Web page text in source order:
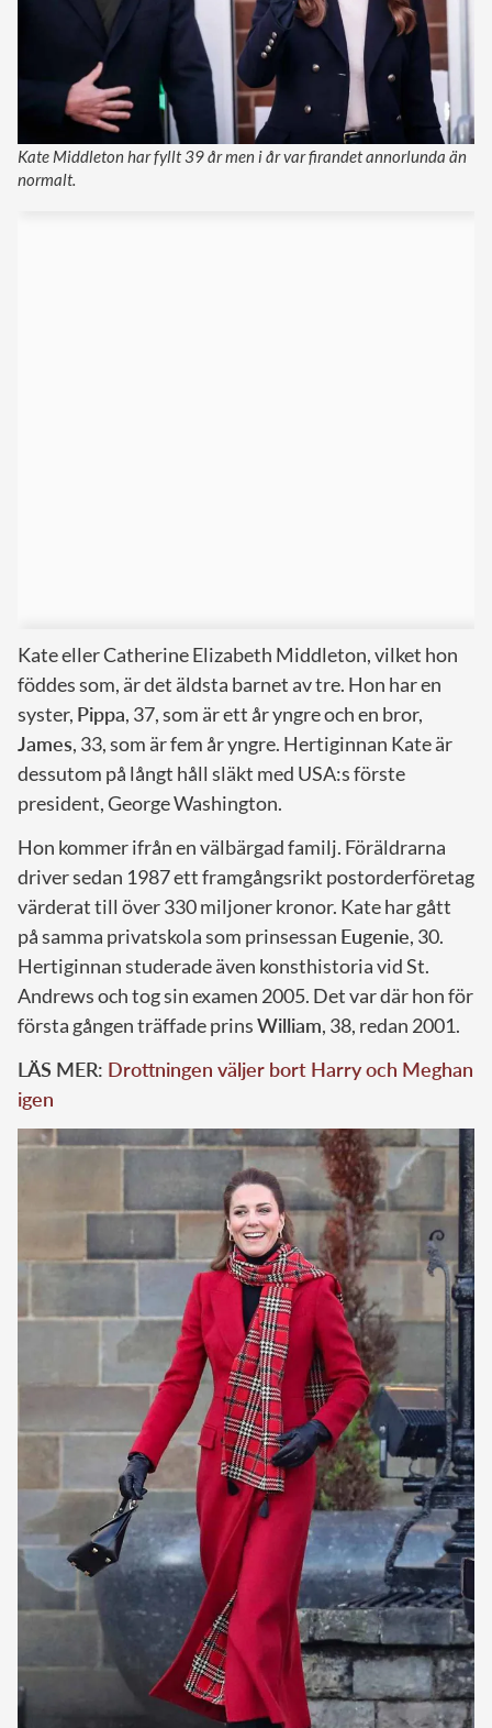
Kate Middleton har fyllt 39 år men i år var firandet annorlunda än
normalt.
Kate eller Catherine Elizabeth Middleton, vilket hon
föddes som, är det äldsta barnet av tre. Hon har en
syster, Pippa, 37, som är ett år yngre och en bror,
James, 33, som är fem år yngre. Hertiginnan Kate är
dessutom på långt håll släkt med USA:s förste
president, George Washington.
Hon kommer ifrån en välbärgad familj. Föräldrarna
driver sedan 1987 ett framgångsrikt postorderföretag
värderat till över 330 miljoner kronor. Kate har gått
på samma privatskola som prinsessan Eugenie, 30.
Hertiginnan studerade även konsthistoria vid St.
Andrews och tog sin examen 2005. Det var där hon för
första gången träffade prinsWilliam, 38, redan 2001.
LÄS MER: Drottningen väljer bort Harry och Meghan
igen